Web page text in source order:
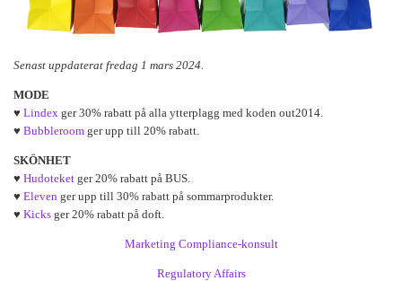
Senast uppdaterat fredag 1 mars 2024.
MODE
♥ Lindex ger 30% rabatt på alla ytterplagg med koden out2014.
♥ Bubbleroom ger upp till 20% rabatt.
SKÖNHET
♥ Hudoteket ger 20% rabatt på BUS.
♥ Eleven ger upp till 30% rabatt på sommarprodukter.
♥ Kicks ger 20% rabatt på doft.
Marketing Compliance-konsult
Regulatory Affairs